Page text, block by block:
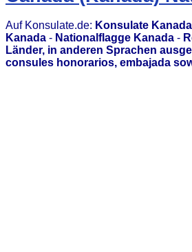
Auf Konsulate.de: Konsulate Kanada
Kanada - Nationalflagge Kanada -
Länder, in anderen Sprachen
consules honorarios, embajada